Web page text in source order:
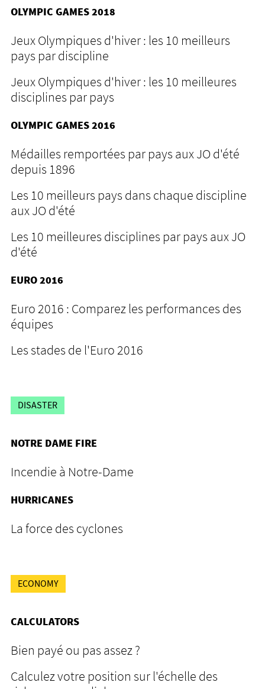
OLYMPIC GAMES 2018
Jeux Olympiques d'hiver : les 10 meilleurs
pays par discipline
Jeux Olympiques d'hiver : les 10 meilleures
disciplines par pays
OLYMPIC GAMES 2016
Médailles remportées par pays aux JO d'été
depuis 1896
Les 10 meilleurs pays dans chaque discipline
aux JO d'été
Les 10 meilleures disciplines par pays aux JO
d'été
EURO 2016
Euro 2016 : Comparez les performances des
équipes
Les stades de l'Euro 2016
DISASTER
NOTRE DAME FIRE
Incendie à Notre-Dame
HURRICANES
La force des cyclones
ECONOMY
CALCULATORS
Bien payé ou pas assez ?
Calculez votre position sur l'échelle des